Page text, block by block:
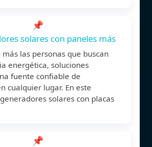
📌
solares con paneles más
más las personas que buscan
energética, soluciones
fuente confiable de
cualquier lugar. En este
solares con placas
📌